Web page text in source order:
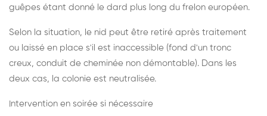
guêpes étant donné le dard plus long du frelon européen.
Selon la situation, le nid peut être retiré après traitement
ou laissé en place s'il est inaccessible (fond d'un tronc
creux, conduit de cheminée non démontable). Dans les
deux cas, la colonie est neutralisée.
Intervention en soirée si nécessaire